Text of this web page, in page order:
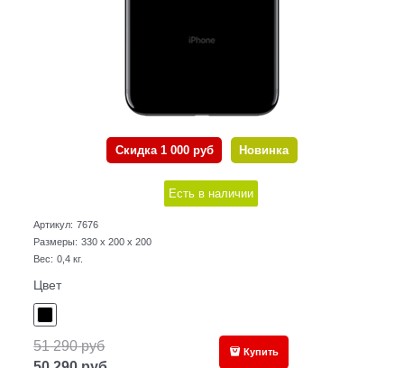
Скидка 1 000 руб Новинка
Есть в наличии
Артикул: 7676
Размеры: 330 x 200 x 200
Вес: 0,4 кг.
Цвет
51 290 руб
Купить